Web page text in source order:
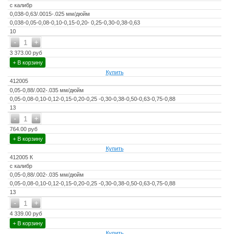
с калибр
0,038-0,63/.0015-.025 мм/дюйм
0,038-0,05-0,08-0,10-0,15-0,20- 0,25-0,30-0,38-0,63
10
+
- 1
3 373.00 руб
+ В корзину
Купить
412005
0,05-0,88/.002-.035 мм/дюйм
0,05-0,08-0,10-0,12-0,15-0,20-0,25 -0,30-0,38-0,50-0,63-0,75-0,88
13
+
- 1
764.00 руб
+ В корзину
Купить
412005 К
с калибр
0,05-0,88/.002-.035 мм/дюйм
0,05-0,08-0,10-0,12-0,15-0,20-0,25 -0,30-0,38-0,50-0,63-0,75-0,88
13
+
- 1
4 339.00 руб
+ В корзину